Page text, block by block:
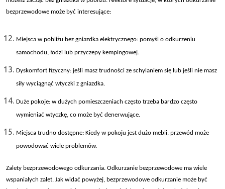
bezprzewodowe może być interesujące:
Miejsca w pobliżu bez gniazdka elektrycznego: pomyśl o odkurzeniu
samochodu, łodzi lub przyczepy kempingowej.
Dyskomfort fizyczny: jeśli masz trudności ze schylaniem się lub jeśli nie masz
siły wyciągnąć wtyczki z gniazdka.
Duże pokoje: w dużych pomieszczeniach często trzeba bardzo często
wymieniać wtyczkę, co może być denerwujące.
Miejsca trudno dostępne: Kiedy w pokoju jest dużo mebli, przewód może
powodować wiele problemów.
Zalety bezprzewodowego odkurzania. Odkurzanie bezprzewodowe ma wiele
wspaniałych zalet. Jak widać powyżej, bezprzewodowe odkurzanie może być